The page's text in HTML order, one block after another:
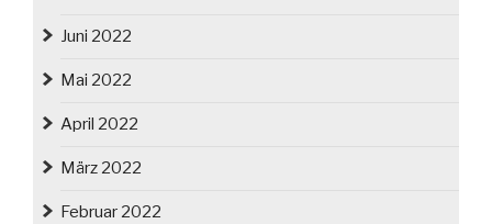
Juni 2022
Mai 2022
April 2022
März 2022
Februar 2022